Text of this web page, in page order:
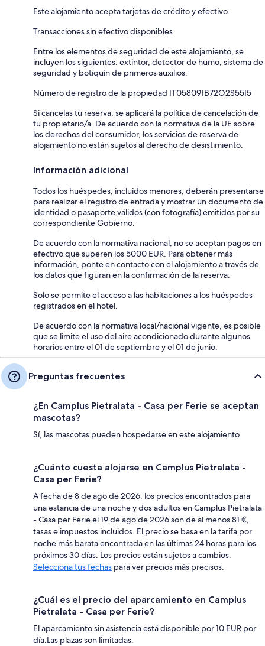
Este alojamiento acepta tarjetas de crédito y efectivo.
Transacciones sin efectivo disponibles
Entre los elementos de seguridad de este alojamiento, se
incluyen los siguientes: extintor, detector de humo, sistema de
seguridad y botiquín de primeros auxilios.
Número de registro de la propiedad IT058091B72O2S55I5
Si cancelas tu reserva, se aplicará la política de cancelación de
tu propietario/a. De acuerdo con la normativa de la UE sobre
los derechos del consumidor, los servicios de reserva de
alojamiento no están sujetos al derecho de desistimiento.
Información adicional
Todos los huéspedes, incluidos menores, deberán presentarse
para realizar el registro de entrada y mostrar un documento de
identidad o pasaporte válidos (con fotografía) emitidos por su
correspondiente Gobierno.
De acuerdo con la normativa nacional, no se aceptan pagos en
efectivo que superen los 5000 EUR. Para obtener más
información, ponte en contacto con el alojamiento a través de
los datos que figuran en la confirmación de la reserva.
Solo se permite el acceso a las habitaciones a los huéspedes
registrados en el hotel.
De acuerdo con la normativa local/nacional vigente, es posible
que se limite el uso del aire acondicionado durante algunos
horarios entre el 01 de septiembre y el 01 de junio.
Preguntas frecuentes
¿En Camplus Pietralata - Casa per Ferie se aceptan
mascotas?
Sí, las mascotas pueden hospedarse en este alojamiento.
¿Cuánto cuesta alojarse en Camplus Pietralata -
Casa per Ferie?
A fecha de 8 de ago de 2026, los precios encontrados para
una estancia de una noche y dos adultos en Camplus Pietralata
- Casa per Ferie el 19 de ago de 2026 son de al menos 81 €,
tasas e impuestos incluidos. El precio se basa en la tarifa por
noche más barata encontrada en las últimas 24 horas para los
próximos 30 días. Los precios están sujetos a cambios.
Selecciona tus fechas para ver precios más precisos.
¿Cuál es el precio del aparcamiento en Camplus
Pietralata - Casa per Ferie?
El aparcamiento sin asistencia está disponible por 10 EUR por
día.Las plazas son limitadas.